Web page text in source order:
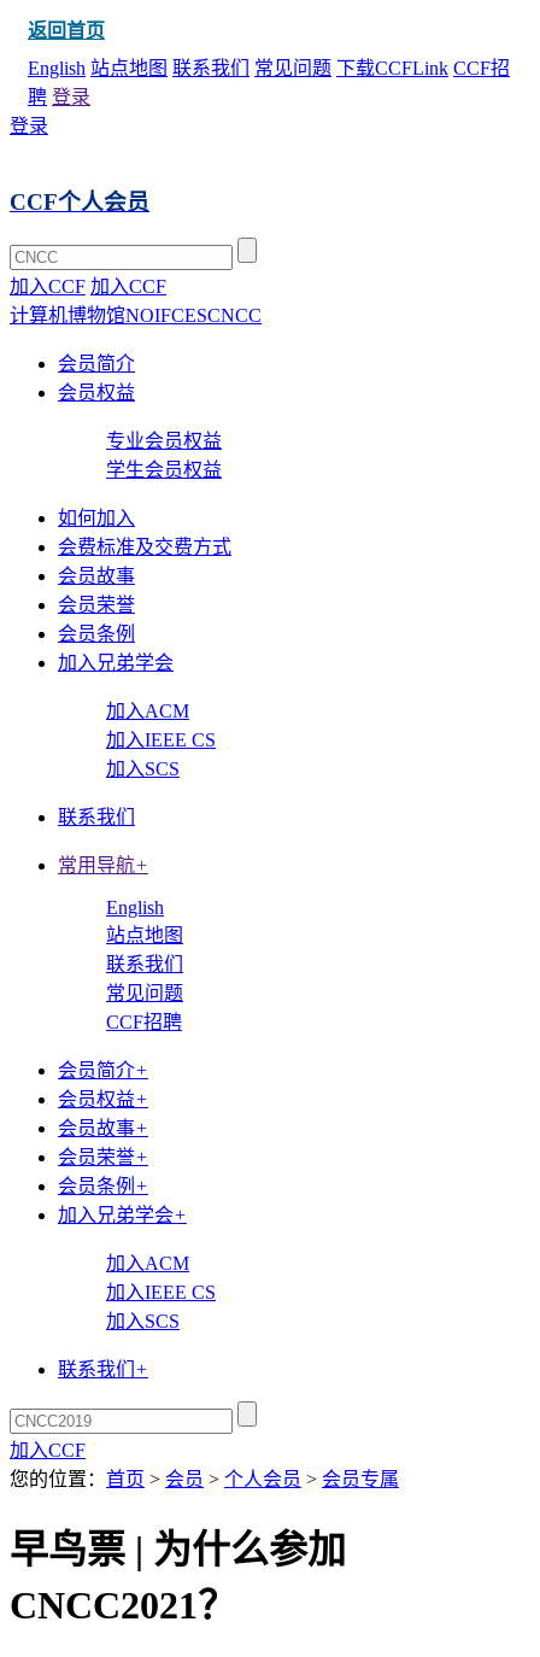
返回首页
English 站点地图 联系我们 常见问题 下载CCFLink CCF招
聘 登录
登录
CCF个人会员
加入CCF 加入CCF
计算机博物馆NOIFCESCNCC
会员简介
会员权益
专业会员权益
学生会员权益
如何加入
会费标准及交费方式
会员故事
会员荣誉
会员条例
加入兄弟学会
加入ACM
加入IEEE CS
加入SCS
联系我们
常用导航+
English
站点地图
联系我们
常见问题
CCF招聘
会员简介+
会员权益+
会员故事+
会员荣誉+
会员条例 +
加入兄弟学会+
加入ACM
加入IEEE CS
加入SCS
联系我们 +
加入CCF
您的位置： 首页 > 会员 > 个人会员 > 会员专属
早鸟票 | 为什么参加
CNCC2021？